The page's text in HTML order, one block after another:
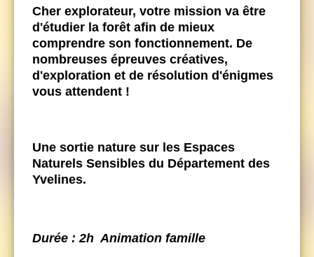
Cher explorateur, votre mission va être
d'étudier la forêt afin de mieux
comprendre son fonctionnement. De
nombreuses épreuves créatives,
d'exploration et de résolution d'énigmes
vous attendent !
Une sortie nature sur les Espaces
Naturels Sensibles du Département des
Yvelines.
Durée : 2h Animation famille